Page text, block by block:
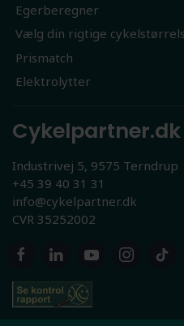
Egerberegner
Vælg din rigtige
Prismatch
Elektrolytter
Cykelpartner.dk
Industrivej 5, 9575 Terndrup
+45 39 40 31 31
info@cykelpartner.dk
CVR 35252002